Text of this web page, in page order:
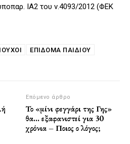
ΙΑ2 του ν.4093/2012 (ΦΕΚ
ΕΠΊΔΟΜΑ ΠΑΙΔΙΟΎ
Επόμενο άρθρο
Το «μίνι φεγγάρι της Γης»
θα… εξαφανιστεί για 30
χρόνια – Ποιος ο λόγος;